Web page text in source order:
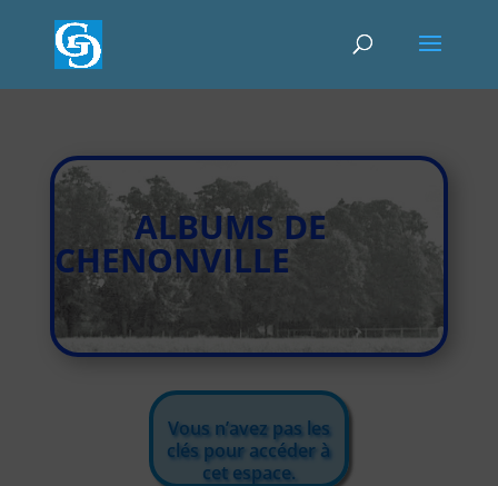
ALBUMS DE
CHENONVILLE
Vous n’avez pas les
clés pour accéder à
cet espace.